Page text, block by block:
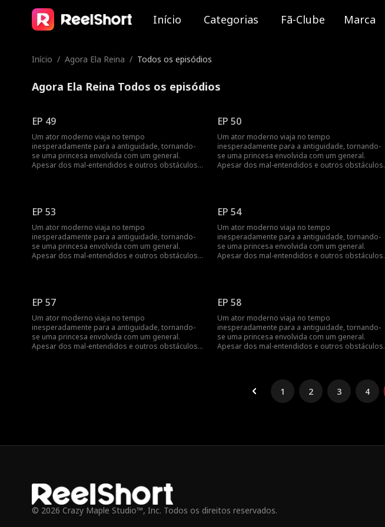
Início Categorias Fã-Clube Marca
Início / Agora Ela Reina / Todos os episódios
Agora Ela Reina Todos os episódios
EP 49
Um ator moderno viaja no tempo
inesperadamente para a antiguidade, tornando-
se uma princesa envolvida com um general.
Apesar dos mal-entendidos e outros obstáculos,
EP 50
Um ator moderno viaja no tempo
inesperadamente para a antiguidade, tornando-
se uma princesa envolvida com um general.
Apesar dos mal-entendidos e outros obstáculos,
EP 53
Um ator moderno viaja no tempo
inesperadamente para a antiguidade, tornando-
se uma princesa envolvida com um general.
Apesar dos mal-entendidos e outros obstáculos,
EP 54
Um ator moderno viaja no tempo
inesperadamente para a antiguidade, tornando-
se uma princesa envolvida com um general.
Apesar dos mal-entendidos e outros obstáculos,
EP 57
Um ator moderno viaja no tempo
inesperadamente para a antiguidade, tornando-
se uma princesa envolvida com um general.
Apesar dos mal-entendidos e outros obstáculos,
EP 58
Um ator moderno viaja no tempo
inesperadamente para a antiguidade, tornando-
se uma princesa envolvida com um general.
Apesar dos mal-entendidos e outros obstáculos,
1 2 3 4
© 2026 Crazy Maple Studio™, Inc. Todos os direitos reservados.